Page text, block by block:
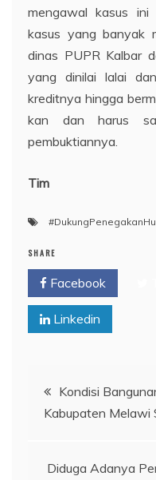
mengawal kasus
kasus yang banyak
dinas PUPR Kalbar
yang dinilai lalai
kreditnya hingga
kan dan harus
pembuktiannya.
Tim
SHARE
Facebook
Linkedin
Navigasi
pos
Kondisi
Kabupaten Melawi
Diduga Adanya